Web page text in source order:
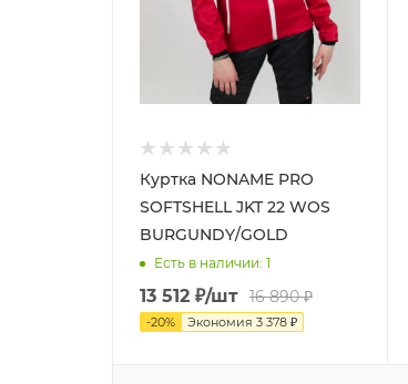
Куртка NONAME PRO
SOFTSHELL JKT 22 WOS
BURGUNDY/GOLD
Есть в наличии: 1
13 512 ₽/шт 16 890₽
-20% Экономия 3 378 ₽